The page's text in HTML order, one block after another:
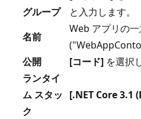
グループ
と入力します。
名前
Web アプリの
公開
[コード] を選択
ランタイ
ム スタッ
ク
[.NET Core 3.1